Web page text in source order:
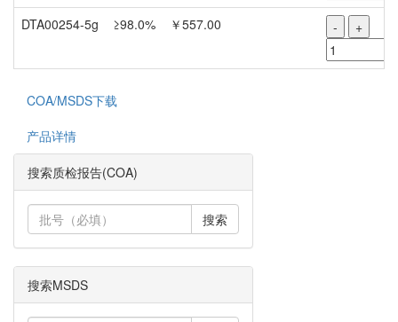
DTA00254-5g ≥98.0% ￥557.00 - +
COA/MSDS下载
产品详情
搜索质检报告(COA)
搜索
搜索MSDS